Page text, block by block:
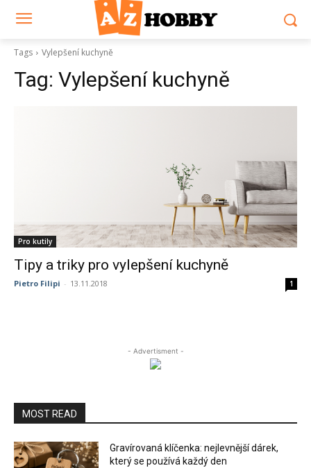
Tags Vylepšení kuchyně
Tag: Vylepšení kuchyně
Pro kutily
Tipy a triky pro vylepšení kuchyně
Pietro Filipi - 13.11.2018 1
- Advertisment -
MOST READ
Gravírovaná klíčenka: nejlevnější dárek,
který se používá každý den